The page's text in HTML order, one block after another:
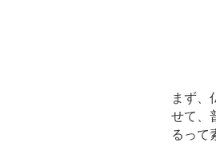
まず、
せて、
るって